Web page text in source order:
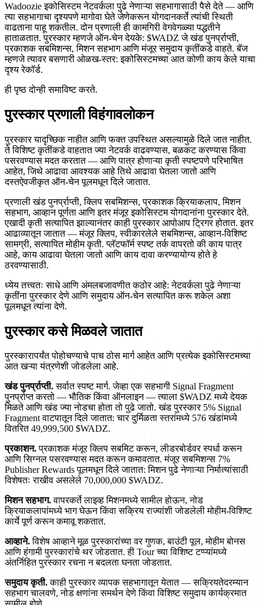
Wadoozie इकोसिस्टम नेटवर्कला पुढे नेणाऱ्या सहभागासाठी पैसे देते — आणि
त्या सहभागाचा दृश्यपणे मागोवा घेते जेणेकरून योगदानकर्ते त्यांची स्थिती
वाढताना पाहू शकतील. दोन प्रणाली ही कामगिरी वेगवेगळ्या पद्धतीने
हाताळतात. पुरस्कार म्हणजे ऑन-चेन देयके: $WADZ जे खंड पुनर्प्राप्ती,
प्रकाशक सबमिशन्स, मिशन सहभाग आणि मंजूर समुदाय कृतींकडे वाहते. बॅज
म्हणजे त्यावर बसणारी ओळख-स्तर: इकोसिस्टमच्या आत कोणी काय केले याचा
दृश्य रेकॉर्ड.
ही पृष्ठ दोन्ही समाविष्ट करते.
पुरस्कार प्रणाली विहंगावलोकन
पुरस्कार यादृच्छिक नाहीत आणि फक्त उपस्थित असल्यामुळे दिले जात नाहीत.
ते विशिष्ट कृतींकडे वाहतात ज्या नेटवर्क वाढवण्यास, बळकट करण्यास किंवा
पसरवण्यास मदत करतात — आणि पात्र होणाऱ्या कृती स्पष्टपणे परिभाषित
आहेत, जिथे आढावा आवश्यक आहे तिथे आढावा घेतला जातो आणि
दस्तऐवजीकृत ऑन-चेन पूलमधून दिले जातात.
प्रणाली खंड पुनर्प्राप्ती, क्लिप सबमिशन्स, प्रकाशक क्रियाकलाप, मिशन
सहभाग, आव्हान पूर्णता आणि इतर मंजूर इकोसिस्टम योगदानांना पुरस्कार देते.
एखादी कृती सत्यापित झाल्यानंतर काही पुरस्कार आपोआप ट्रिगर होतात. इतर
आढाव्यातून जातात — मंजूर क्लिप, स्वीकारलेले सबमिशन्स, आव्हान-विशिष्ट
सामग्री, सत्यापित मोहीम कृती. प्लॅटफॉर्म स्पष्ट तर्क वापरतो की काय पात्र
आहे, काय आढावा घेतला जातो आणि काय दावा करण्यायोग्य होते हे
ठरवण्यासाठी.
ध्येय तत्त्वतः साधे आणि अंमलबजावणीत कठोर आहे: नेटवर्कला पुढे नेणाऱ्या
कृतींना पुरस्कार देणे आणि समुदाय ऑन-चेन सत्यापित करू शकेल अशा
पूलमधून त्यांना देणे.
पुरस्कार कसे मिळवले जातात
पुरस्कारापर्यंत पोहोचण्याचे पाच ठोस मार्ग आहेत आणि प्रत्येक इकोसिस्टमच्या
आत खऱ्या यंत्रणेशी जोडलेला आहे.
खंड पुनर्प्राप्ती.सर्वात स्पष्ट मार्ग. जेव्हा एक सहभागी Signal Fragment
पुनर्प्राप्त करतो — भौतिक किंवा ऑनलाइन — त्याला $WADZ मध्ये देयक
मिळते आणि खंड ज्या नोडचा होता तो पुढे जातो. खंड पुरस्कार 5% Signal
Fragment वाटपातून दिले जातात: चार दुर्मिळता स्तरांमध्ये 576 खंडांमध्ये
वितरित 49,999,500 $WADZ.
प्रकाशन.प्रकाशक मंजूर क्लिप सबमिट करून, लीडरबोर्डवर स्पर्धा करून
आणि सिग्नल पसरवण्यास मदत करून कमावतात. मंजूर सबमिशन्स 7%
Publisher Rewards पूलमधून दिले जातात: मिशन पुढे नेणाऱ्या निर्मात्यांसाठी
विशेषतः राखीव असलेले 70,000,000 $WADZ.
मिशन सहभाग.वापरकर्ते लाइव्ह मिशनमध्ये सामील होऊन, नोड
क्रियाकलापांमध्ये भाग घेऊन किंवा सक्रिय राज्यांशी जोडलेली मोहीम-विशिष्ट
कार्ये पूर्ण करून कमावू शकतात.
आव्हाने.विशेष आव्हाने मूळ पुरस्कारांच्या वर गुणक, बाउंटी पूल, मोहीम बोनस
आणि हंगामी पुरस्कारांचे थर जोडतात. ही Tour च्या विशिष्ट टप्प्यांमध्ये
अंतर्निहित पुरस्कार रचना न बदलता घनता जोडतात.
समुदाय कृती.काही पुरस्कार व्यापक सहभागातून येतात — सक्रियतेदरम्यान
सहभाग चालवणे, नोड क्षणांना समर्थन देणे किंवा विशिष्ट समुदाय कार्यक्रमात